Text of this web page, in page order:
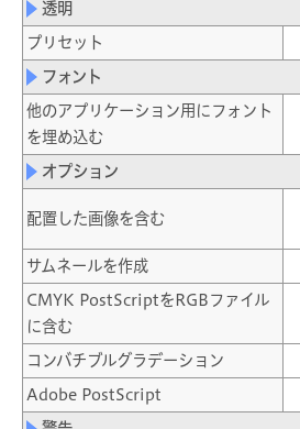
透明
プリセット
フォント
他のアプリケーション用に フォント
を埋め込む
オプション
配置した画像を含む
サムネールを作成
CMYK PostScriptを RGBファイル
に含む
コンバチブルグラデーション
Adobe PostScript